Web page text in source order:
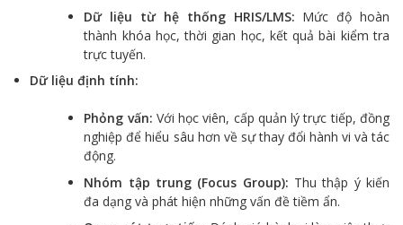
Dữ liệu từ hệ thống HRIS/LMS: Mức độ hoàn
thành khóa học, thời gian học, kết quả bài kiểm tra
trực tuyến.
Dữ liệu định tính:
Phỏng vấn: Với học viên, cấp quản lý trực tiếp, đồng
nghiệp để hiểu sâu hơn về sự thay đổi hành vi và tác
động.
Nhóm tập trung (Focus Group): Thu thập ý kiến
đa dạng và phát hiện những vấn đề tiềm ẩn.